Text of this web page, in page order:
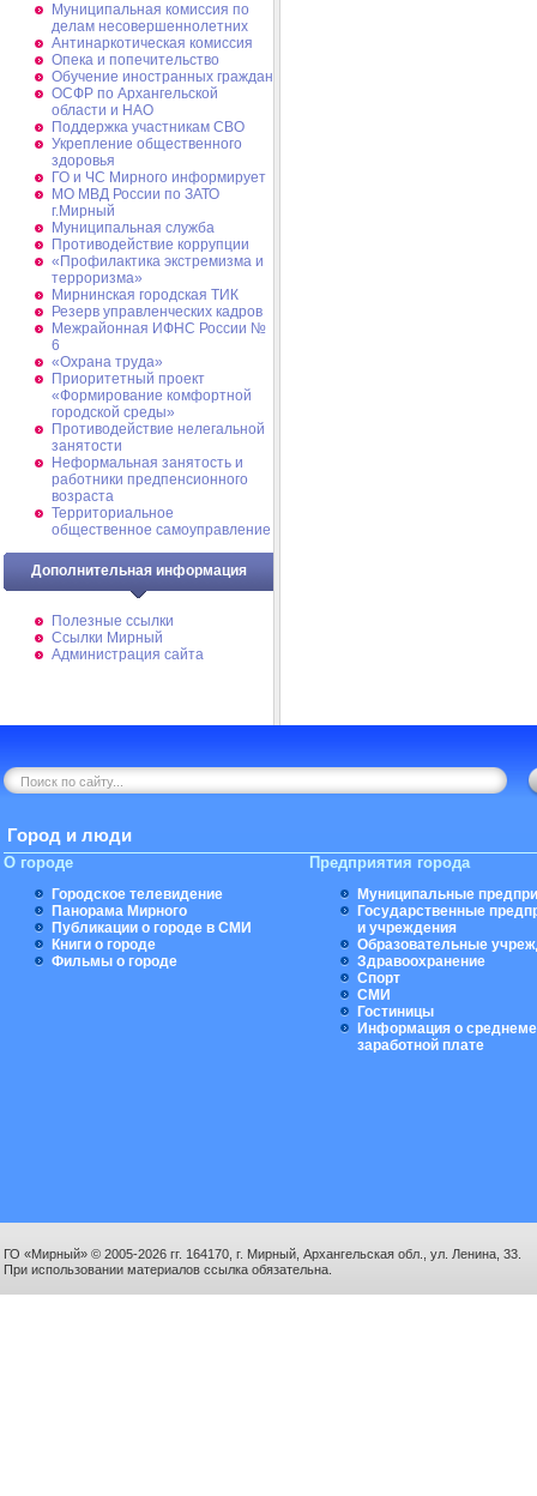
Муниципальная комиссия по
делам несовершеннолетних
Антинаркотическая комиссия
Опека и попечительство
Обучение иностранных граждан
ОСФР по Архангельской
области и НАО
Поддержка участникам СВО
Укрепление общественного
здоровья
ГО и ЧС Мирного информирует
МО МВД России по ЗАТО
г.Мирный
Муниципальная cлужба
Противодействие коррупции
«Профилактика экстремизма и
терроризма»
Мирнинская городская ТИК
Резерв управленческих кадров
Межрайонная ИФНС России №
6
«Охрана труда»
Приоритетный проект
«Формирование комфортной
городской среды»
Противодействие нелегальной
занятости
Неформальная занятость и
работники предпенсионного
возраста
Территориальное
общественное самоуправление
Дополнительная информация
Полезные ссылки
Ссылки Мирный
Администрация сайта
Город и люди
О городе
Городское телевидение
Панорама Мирного
Публикации о городе в СМИ
Книги о городе
Фильмы о городе
Предприятия города
Муниципальные
Государственные
и учреждения
Образовательные
Здравоохранение
Спорт
СМИ
Гостиницы
Информация о
заработной плате
ГО «Мирный» © 2005-2026 гг. 164170, г. Мирный, Архангельская обл., ул. Ленина, 33.
При использовании материалов ссылка обязательна.